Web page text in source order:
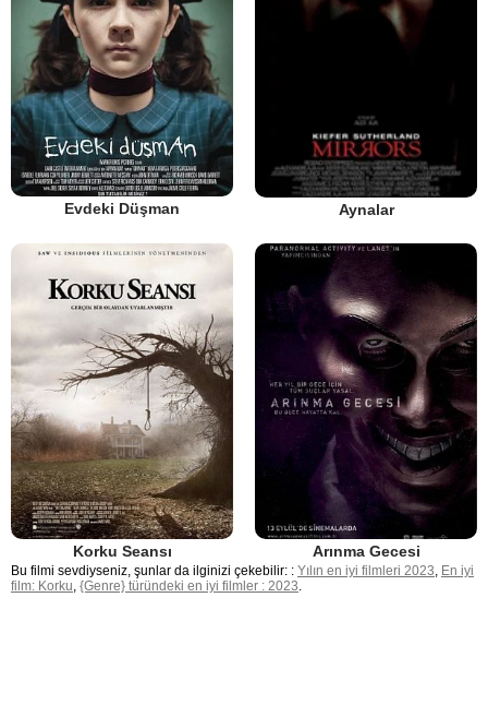
Evdeki Düşman Aynalar
Korku Seansı Arınma Gecesi
Bu filmi sevdiyseniz, şunlar da ilginizi çekebilir: : Yılın en iyi filmleri 2023, En iyi
film: Korku, {Genre} türündeki en iyi filmler : 2023.